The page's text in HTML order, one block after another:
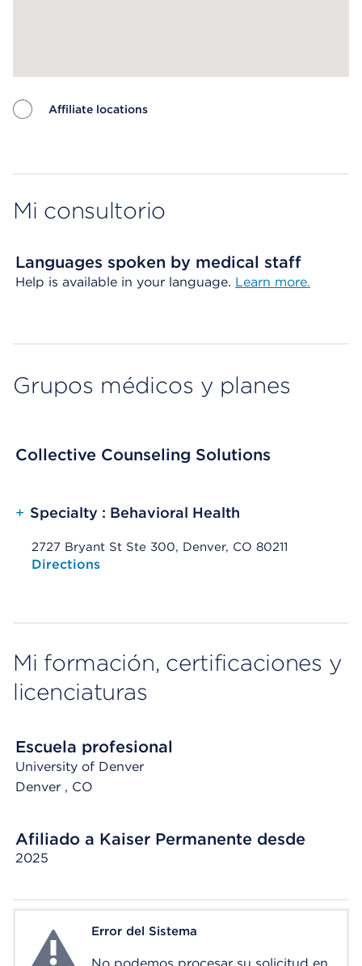
Affiliate locations
Mi consultorio
Languages spoken by medical staff
Help is available in your language. Learn more.
Grupos médicos y planes
Collective Counseling Solutions
+ Specialty : Behavioral Health
2727 Bryant St Ste 300, Denver, CO 80211
Opens native map application on mobile devices
Directions
Mi formación, certificaciones y
licenciaturas
Escuela profesional
University of Denver
Denver , CO
Afiliado a Kaiser Permanente desde
2025
System ErrorError del Sistema